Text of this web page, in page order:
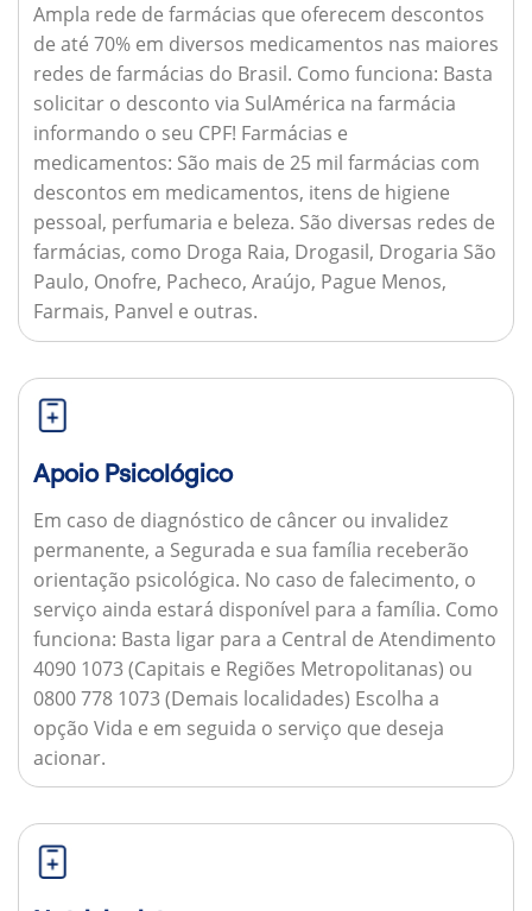
Ampla rede de farmácias que oferecem descontos
de até 70% em diversos medicamentos nas maiores
redes de farmácias do Brasil. Como funciona: Basta
solicitar o desconto via SulAmérica na farmácia
informando o seu CPF! Farmácias e
medicamentos: São mais de 25 mil farmácias com
descontos em medicamentos, itens de higiene
pessoal, perfumaria e beleza. São diversas redes de
farmácias, como Droga Raia, Drogasil, Drogaria São
Paulo, Onofre, Pacheco, Araújo, Pague Menos,
Farmais, Panvel e outras.
Apoio Psicológico
Em caso de diagnóstico de câncer ou invalidez
permanente, a Segurada e sua família receberão
orientação psicológica. No caso de falecimento, o
serviço ainda estará disponível para a família. Como
funciona: Basta ligar para a Central de Atendimento
4090 1073 (Capitais e Regiões Metropolitanas) ou
0800 778 1073 (Demais localidades) Escolha a
opção Vida e em seguida o serviço que deseja
acionar.